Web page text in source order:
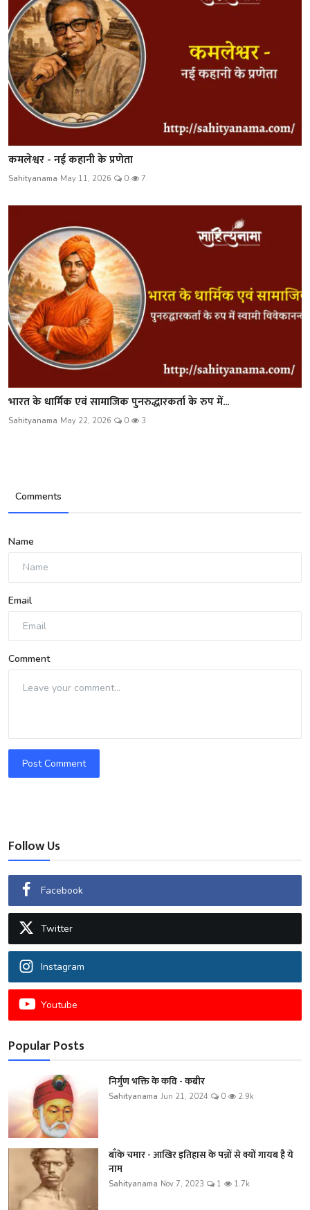
कमलेश्वर - नई कहानी के प्रणेता
Sahityanama May 11, 2026 0 7
भारत के धार्मिक एवं सामाजिक पुनरुद्धारकर्ता के रुप में...
Sahityanama May 22, 2026 0 3
Comments
Name
Email
Comment
Post Comment
Follow Us
Facebook
Twitter
Instagram
Youtube
Popular Posts
निर्गुण भक्ति के कवि - कबीर
Sahityanama Jun 21, 2024 0 2.9k
बाँके चमार - आखिर इतिहास के पन्नों से क्यों गायब है ये
नाम
Sahityanama Nov 7, 2023 1 1.7k